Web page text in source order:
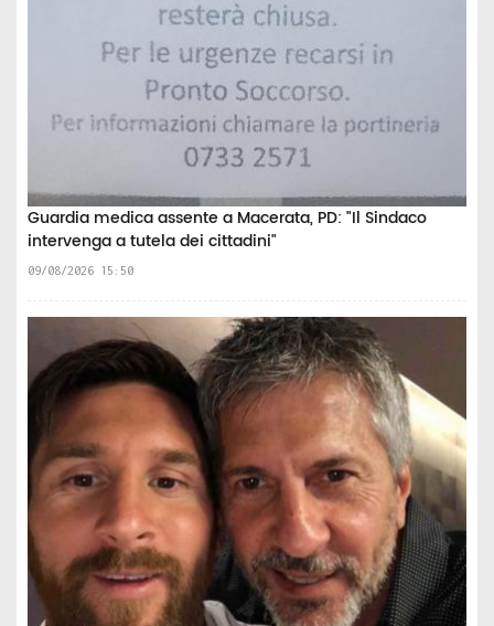
Guardia medica assente a Macerata, PD: "Il Sindaco
intervenga a tutela dei cittadini"
09/08/2026 15:50